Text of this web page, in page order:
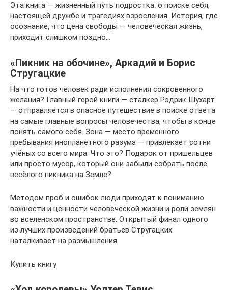
Эта книга — жизненный путь подростка: о поиске себя,
настоящей дружбе и трагедиях взросления. История, где
осознание, что цена свободы — человеческая жизнь,
приходит слишком поздно…
«Пикник на обочине», Аркадий и Борис
Стругацкие
На что готов человек ради исполнения сокровенного
желания? Главный герой книги — сталкер Рэдрик Шухарт
— отправляется в опасное путешествие в поиске ответа
на самые главные вопросы человечества, чтобы в конце
понять самого себя. Зона — место временного
пребывания инопланетного разума — привлекает сотни
учёных со всего мира. Что это? Подарок от пришельцев
или просто мусор, который они забыли собрать после
весёлого пикника на Земле?
Методом проб и ошибок люди приходят к пониманию
важности и ценности человеческой жизни и роли землян
во вселенском пространстве. Открытый финал одного
из лучших произведений братьев Стругацких
наталкивает на размышления.
Купить книгу